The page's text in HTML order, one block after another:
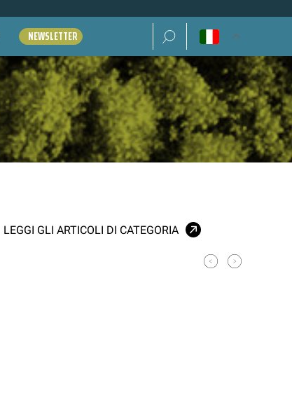
NEWSLETTER Ricerca per:
LEGGI GLI ARTICOLI DI CATEGORIA